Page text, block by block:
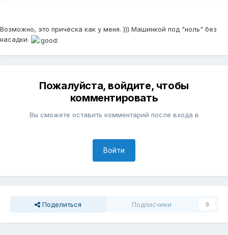
Возможно, это причёска как у меня. ))) Машинкой под "ноль" без
насадки.
Пожалуйста, войдите, чтобы
комментировать
Вы сможете оставить комментарий после входа в
Войти
Поделиться Подписчики 0